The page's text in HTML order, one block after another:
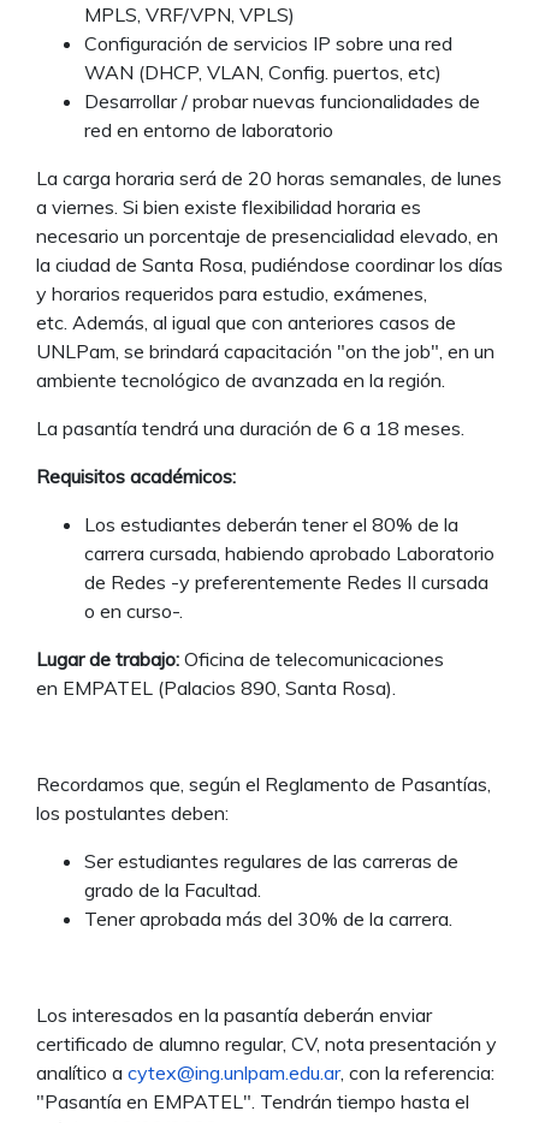
MPLS, VRF/VPN, VPLS)
Configuración de servicios IP sobre una red
WAN (DHCP, VLAN, Config. puertos, etc)
Desarrollar / probar nuevas funcionalidades de
red en entorno de laboratorio
La carga horaria será de 20 horas semanales, de lunes
a viernes. Si bien existe flexibilidad horaria es
necesario un porcentaje de presencialidad elevado, en
la ciudad de Santa Rosa, pudiéndose coordinar los días
y horarios requeridos para estudio, exámenes,
etc. Además, al igual que con anteriores casos de
UNLPam, se brindará capacitación "on the job", en un
ambiente tecnológico de avanzada en la región.
La pasantía tendrá una duración de 6 a 18 meses.
Requisitos académicos:
Los estudiantes deberán tener el 80% de la
carrera cursada, habiendo aprobado Laboratorio
de Redes -y preferentemente Redes II cursada
o en curso-.
Lugar de trabajo: Oficina de telecomunicaciones
en EMPATEL (Palacios 890, Santa Rosa).
Recordamos que, según el Reglamento de Pasantías,
los postulantes deben:
Ser estudiantes regulares de las carreras de
grado de la Facultad.
Tener aprobada más del 30% de la carrera.
Los interesados en la pasantía deberán enviar
certificado de alumno regular, CV, nota presentación y
analítico a cytex@ing.unlpam.edu.ar, con la referencia:
"Pasantía en EMPATEL". Tendrán tiempo hasta el